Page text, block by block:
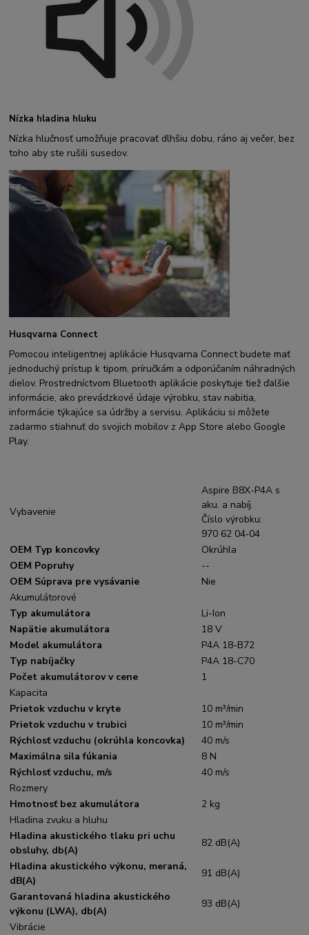
Nízka hladina hluku
Nízka hlučnosť umožňuje pracovať dlhšiu dobu, ráno aj večer, bez
toho aby ste rušili susedov.
Husqvarna Connect
Pomocou inteligentnej aplikácie Husqvarna Connect budete mať
jednoduchý prístup k tipom, príručkám a odporúčaním náhradných
dielov. Prostredníctvom Bluetooth aplikácie poskytuje tiež ďalšie
informácie, ako prevádzkové údaje výrobku, stav nabitia,
informácie týkajúce sa údržby a servisu. Aplikáciu si môžete
zadarmo stiahnuť do svojich mobilov z App Store alebo Google
Play.
Vybavenie
Aspire B8X-P4A s
aku. a nabíj.
Číslo výrobku:
970 62 04‑04
OEM Typ koncovky
Okrúhla
OEM Popruhy
--
OEM Súprava pre vysávanie
Nie
Akumulátorové
Typ akumulátora
Li-Ion
Napätie akumulátora
18 V
Model akumulátora
P4A 18-B72
Typ nabíjačky
P4A 18-C70
Počet akumulátorov v cene
1
Kapacita
Prietok vzduchu v kryte
10 m³/min
Prietok vzduchu v trubici
10 m³/min
Rýchlosť vzduchu (okrúhla koncovka)
40 m/s
Maximálna sila fúkania
8 N
Rýchlosť vzduchu, m/s
40 m/s
Rozmery
Hmotnosť bez akumulátora
2 kg
Hladina zvuku a hluhu
Hladina akustického tlaku pri uchu
obsluhy, db(A)
82 dB(A)
Hladina akustického výkonu, meraná,
dB(A)
91 dB(A)
Garantovaná hladina akustického
výkonu (LWA), db(A)
93 dB(A)
Vibrácie